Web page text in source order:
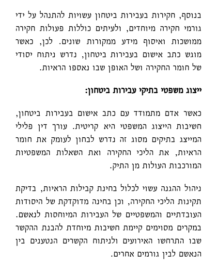
בנוסף, חקירות בעבירות ביטחון עשויות להתנהל על ידי
גורמי חקירה מיוחדים, ולעיתים כוללות פעולות חקירה
ממושכות ואיסוף מידע ממקורות שונים. לכן, כאשר
מוגש כתב אישום בעבירות ביטחון, נדרש ניתוח יסודי
של חומר החקירה ושל האופן שבו נאספו הראיות.
ייצוג משפטי בתיקי עבירות ביטחון:
כאשר אדם מתמודד עם כתב אישום בעבירות ביטחון,
חשיבות הייצוג המשפטי היא קריטית. עורך דין פלילי
המייצג בתיקים מסוג זה נדרש לבחון לעומק את חומר
הראיות, את הליכי החקירה ואת השאלות המשפטיות
המורכבות העולות מן התיק.
ניהול ההגנה עשוי לכלול בחינת קבילות הראיות, בדיקת
תקינות הליכי החקירה, וכן בחינה מדוקדקת של היסודות
העובדתיים והמשפטיים של העבירות המיוחסות לנאשם.
במקרים מסוימים קיימת חשיבות מיוחדת להבנת ההקשר
שבו התרחשו האירועים ולניתוח הקשרים הנטענים בין
הנאשם לבין גורמים אחרים.